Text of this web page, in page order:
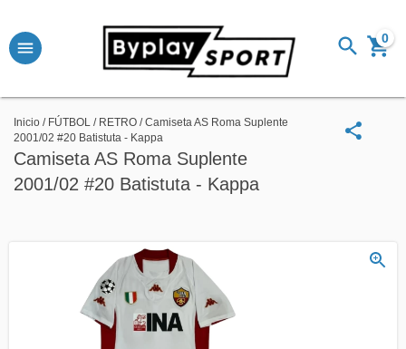
0
Inicio / FÚTBOL / RETRO / Camiseta AS Roma Suplente
2001/02 #20 Batistuta - Kappa
Camiseta AS Roma Suplente
2001/02 #20 Batistuta - Kappa